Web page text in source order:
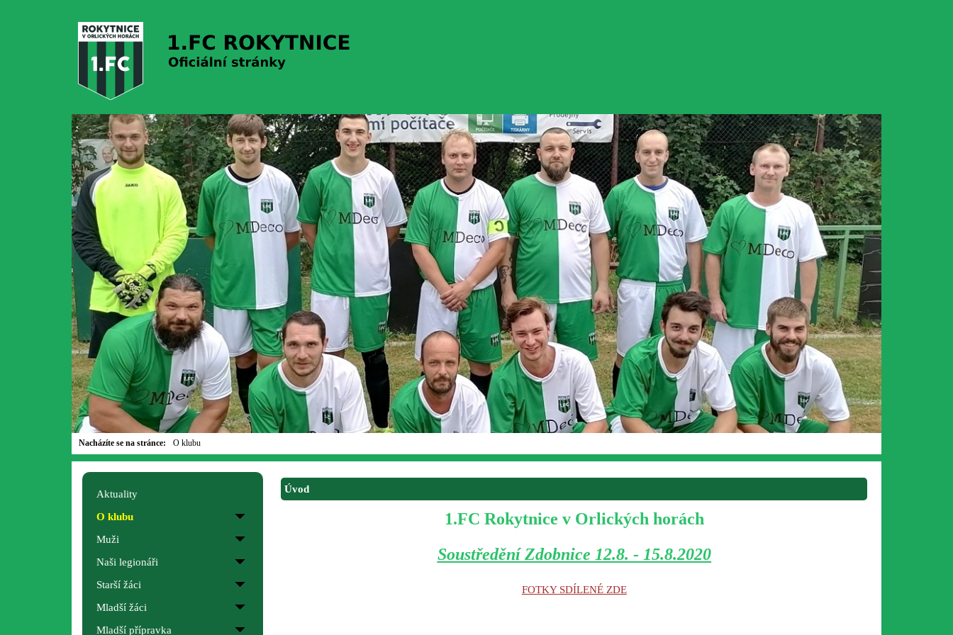
Nacházíte se na stránce: O klubu
Aktuality
O klubu
Muži
Naši legionáři
Starší žáci
Mladší žáci
Mladší přípravka
Úvod
1.FC Rokytnice v Orlických horách
Soustředění Zdobnice 12.8. - 15.8.2020
FOTKY SDÍLENÉ ZDE